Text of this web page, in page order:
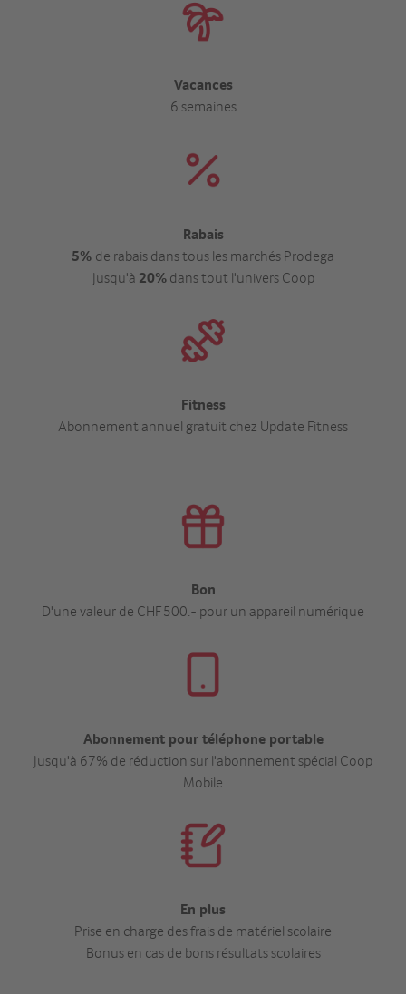
Vacances
6 semaines
Rabais
5% de rabais dans tous les marchés Prodega
Jusqu'à 20%dans tout l'univers Coop
Fitness
Abonnement annuel gratuit chez Update Fitness
Bon
D'une valeur de CHF 500.- pour un appareil numérique
Abonnement pour téléphone portable
Jusqu'à 67% de réduction sur l'abonnement spécial Coop
Mobile
En plus
Prise en charge des frais de matériel scolaire
Bonus en cas de bons résultats scolaires